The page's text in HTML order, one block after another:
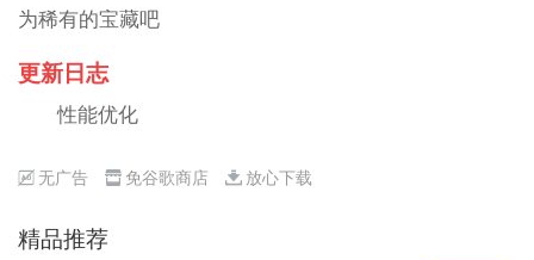
为稀有的宝藏吧
更新日志
性能优化
无广告 免谷歌商店 放心下载
精品推荐